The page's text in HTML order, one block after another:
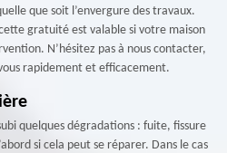
que soit l’envergure des travaux.
gratuité est valable si votre maison
N’hésitez pas à nous contacter,
rapidement et efficacement.
quelques dégradations : fuite, fissure
si cela peut se réparer. Dans le cas